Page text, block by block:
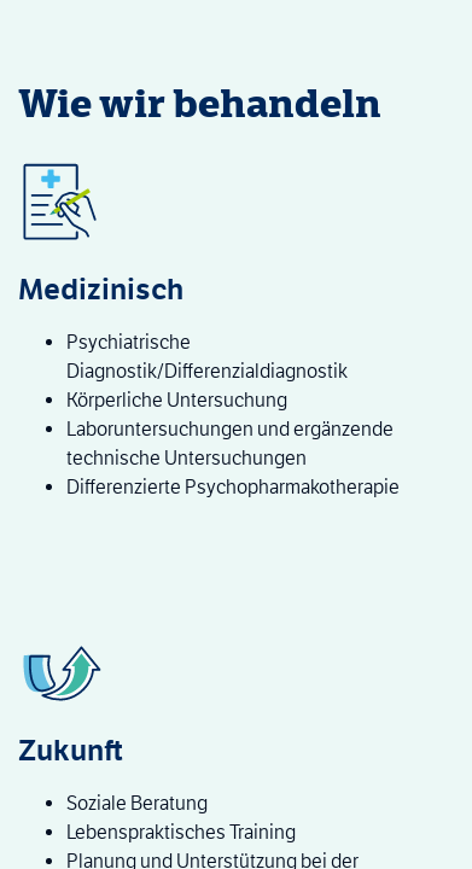
Wie wir behandeln
Medizinisch
Psychiatrische
Diagnostik/Differenzialdiagnostik
Körperliche Untersuchung
Laboruntersuchungen und ergänzende
technische Untersuchungen
Differenzierte Psychopharmakotherapie
Zukunft
Soziale Beratung
Lebenspraktisches Training
Planung und Unterstützung bei der